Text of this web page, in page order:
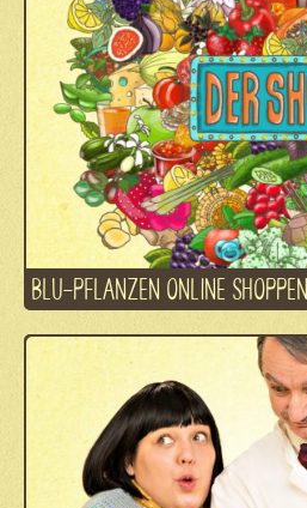
BLU-PFLANZEN ONLINE SHOPPEN